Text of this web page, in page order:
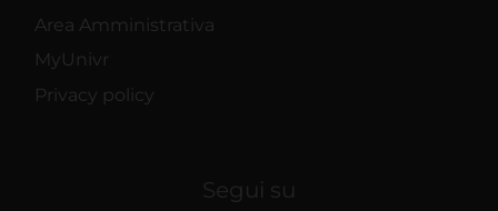
Area Amministrativa
MyUnivr
Privacy policy
Segui su